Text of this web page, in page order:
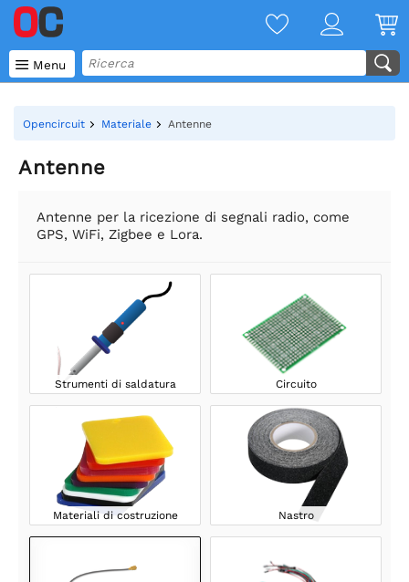
 Menu
Opencircuit Materiale Antenne
Antenne
Antenne per la ricezione di segnali radio, come
GPS, WiFi, Zigbee e Lora.
Strumenti di saldatura Circuito
Materiali di costruzione Nastro